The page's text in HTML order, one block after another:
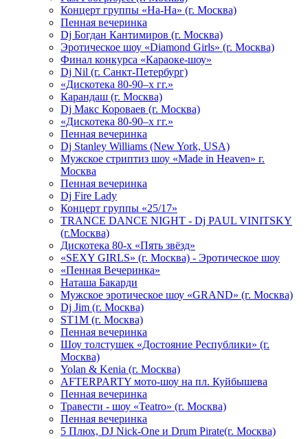
Концерт группы «На-На» (г. Москва)
Пенная вечеринка
Dj Богдан Кантимиров (г. Москва)
Эротическое шоу «Diamond Girls» (г. Москва)
Финал конкурса «Караоке-шоу»
Dj Nil (г. Санкт-Петербург)
«Дискотека 80-90–х гг.»
Карандаш (г. Москва)
Dj Макс Короваев (г. Москва)
«Дискотека 80-90–х гг.»
Пенная вечеринка
Dj Stanley Williams (New York, USA)
Мужское стриптиз шоу «Made in Heaven» г.
Москва
Пенная вечеринка
Dj Fire Lady
Концерт группы «25/17»
TRANCE DANCE NIGHT - Dj PAUL VINITSKY
(г.Москва)
Дискотека 80-х «Пять звёзд»
«SEXY GIRLS» (г. Москва) - Эротическое шоу
«Пенная Вечеринка»
Hаташа Бакарди
Мужское эротическое шоу «GRAND» (г. Москва)
Dj Jim (г. Москва)
ST1M (г. Москва)
Пенная вечеринка
Шоу толстушек «Достояние Республики» (г.
Москва)
Yolan & Kenia (г. Москва)
AFTERPARTY мото-шоу на пл. Куйбышева
Пенная вечеринка
Травести - шоу «Teatro» (г. Москва)
Пенная вечеринка
5 Плюх, DJ Nick-One и Drum Pirate(г. Москва)